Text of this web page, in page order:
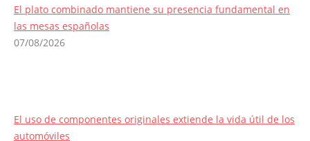
El plato combinado mantiene su presencia fundamental en
las mesas españolas
07/08/2026
El uso de componentes originales extiende la vida útil de los
automóviles